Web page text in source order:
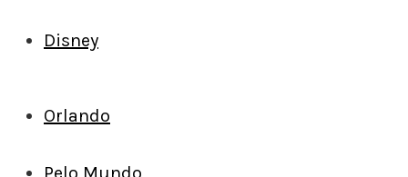
Disney
Orlando